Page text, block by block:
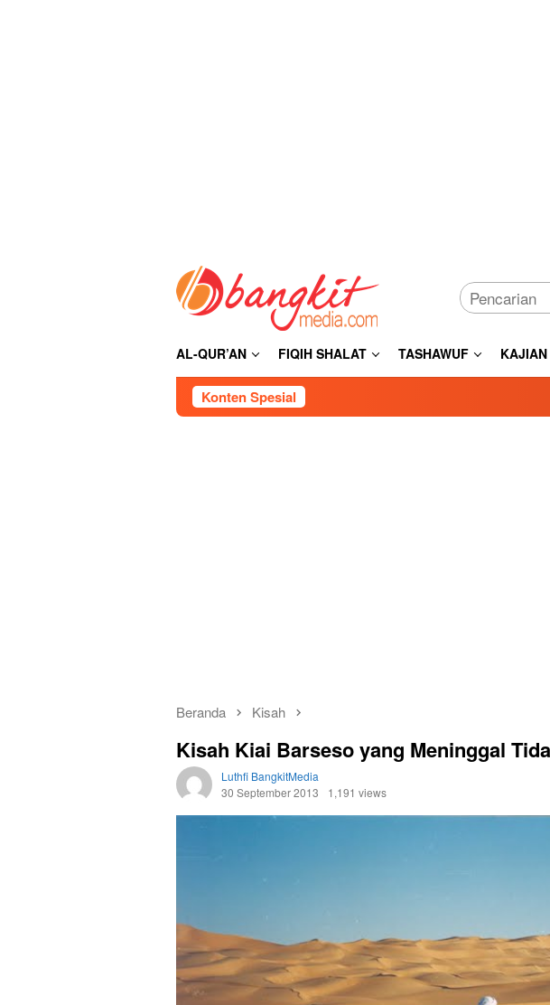
AL-QUR’AN FIQIH SHALAT TASHAWUF
Konten Spesial
Beranda Kisah
Kisah Kiai Barseso yang Meninggal
Luthfi BangkitMedia
30 September 2013
1,191 views